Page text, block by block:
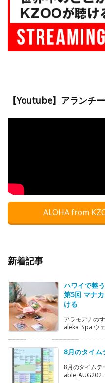
【Youtube】アランチ
ALOHA from
新着記事
ハワイで整
第5回 マナ
ける
アラモアナの
alekai Spa ウ
8月のタイム
8月のタイム
able_AUG202